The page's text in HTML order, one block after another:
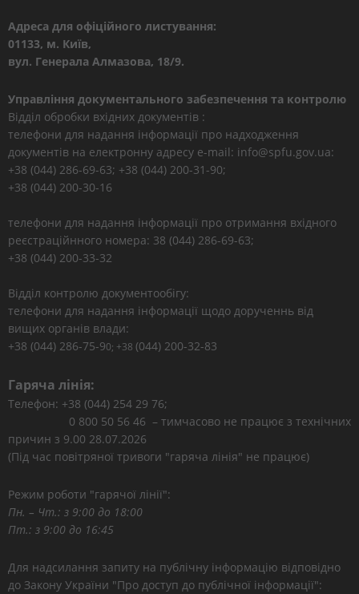
Адреса для офіційного листування:
01133, м. Київ,
вул. Генерала Алмазова, 18/9.
Управління документального забезпечення та контролю
Відділ обробки вхідних документів :
телефони для надання інформації про надходження
документів на електронну адресу e-mail: info@spfu.gov.ua:
+38 (044) 286-69-63; +38 (044) 200-31-90;
+38 (044) 200-30-16
телефони для надання інформації про отримання вхідного
реєстраційнного номера: 38 (044) 286-69-63;
+38 (044) 200-33-32
Відділ контролю документообігу:
телефони для надання інформації щодо дорученнь від
вищих органів влади:
+38 (044) 286-75-90; +38 (044) 200-32-83
Гаряча лінія:
Телефон: +38 (044) 254 29 76;
0 800 50 56 46 – тимчасово не працює з технічних
причин з 9.00 28.07.2026
(Під час повітряної тривоги "гаряча лінія" не працює)
Режим роботи "гарячої лінії":
Пн. – Чт.: з 9:00 до 18:00
Пт.: з 9:00 до 16:45
Для надсилання запиту на публічну інформацію відповідно
до Закону України "Про доступ до публічної інформації":